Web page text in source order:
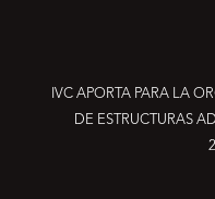
IVC APORTA PARA LA
DE ESTRUCTURAS